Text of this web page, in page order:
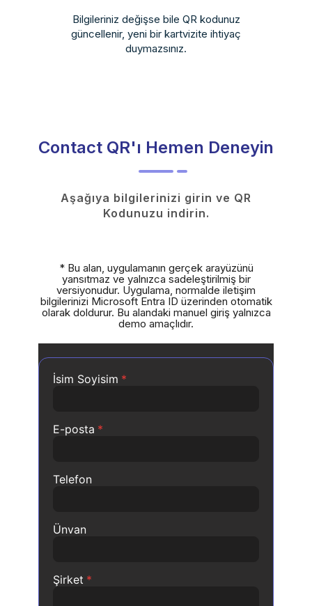
Bilgileriniz değişse bile QR kodunuz
güncellenir, yeni bir kartvizite ihtiyaç
duymazsınız.
Contact QR'ı Hemen Deneyin
Aşağıya bilgilerinizi girin ve QR
Kodunuzu indirin.
* Bu alan, uygulamanın gerçek arayüzünü
yansıtmaz ve yalnızca sadeleştirilmiş bir
versiyonudur. Uygulama, normalde iletişim
bilgilerinizi Microsoft Entra ID üzerinden otomatik
olarak doldurur. Bu alandaki manuel giriş yalnızca
demo amaçlıdır.